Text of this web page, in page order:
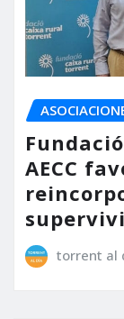
AECC
torrent al